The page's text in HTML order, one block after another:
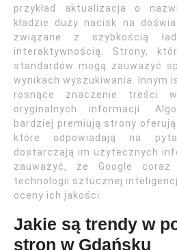
przykład aktualizacja o
kładzie duży nacisk na
związane z szybkością
interaktywnością. Strony,
standardów mogą zauważyć
wynikach wyszukiwania. Innym
rosnące znaczenie treści
oryginalnych informacji.
bardziej premiują strony
które odpowiadają na
dostarczają im użytecznych
zauważyć, że Google
technologii sztucznej
oceny ich jakości.
Jakie są trendy w
stron w Gdańsku